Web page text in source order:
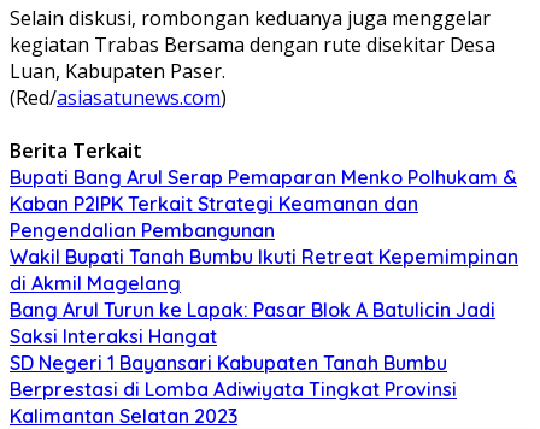
Selain diskusi, rombongan keduanya juga menggelar
kegiatan Trabas Bersama dengan rute disekitar Desa
Luan, Kabupaten Paser.
(Red/asiasatunews.com)
Berita Terkait
Bupati Bang Arul Serap Pemaparan Menko Polhukam &
Kaban P2IPK Terkait Strategi Keamanan dan
Pengendalian Pembangunan
Wakil Bupati Tanah Bumbu Ikuti Retreat Kepemimpinan
di Akmil Magelang
Bang Arul Turun ke Lapak: Pasar Blok A Batulicin Jadi
Saksi Interaksi Hangat
SD Negeri 1 Bayansari Kabupaten Tanah Bumbu
Berprestasi di Lomba Adiwiyata Tingkat Provinsi
Kalimantan Selatan 2023